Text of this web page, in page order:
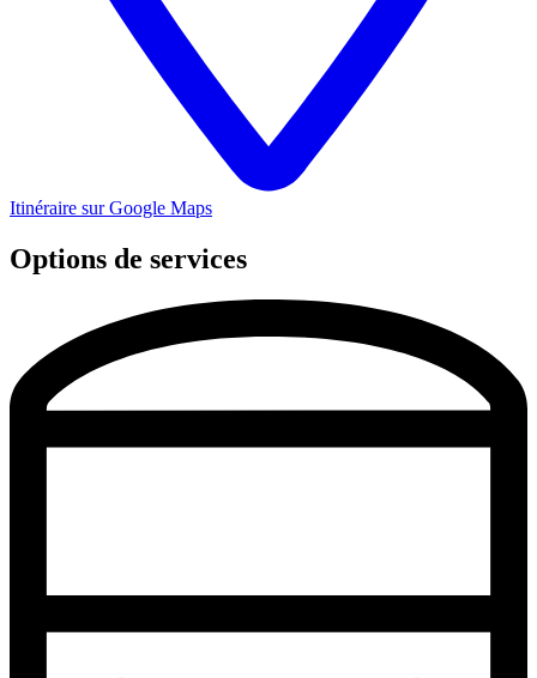
Itinéraire sur Google Maps
Options de services